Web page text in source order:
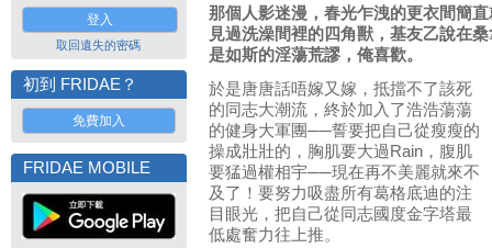
取回遺失的密碼
初到 FRIDAE？
免費加入
FRIDAE MOBILE
那個人影迷漫，春光乍洩的更衣間簡
見過洗澡間裡的四角獸，基友乙說在
是如斯的淫蕩荒謬，俺喜歡。
於是唐唐話唔嫁又嫁，抵擋不了該死
的同志大潮流，終於加入了浩浩蕩蕩
的健身大軍團──誓要把自己從瘦瘦的
操成壯壯的，胸肌要大過Rain，腹肌
要猛過權相宇──現在再不美麗就來不
及了！要努力吸盡所有葛格底迪的注
目眼光，把自己從同志國度金字塔最
低處奮力往上推。